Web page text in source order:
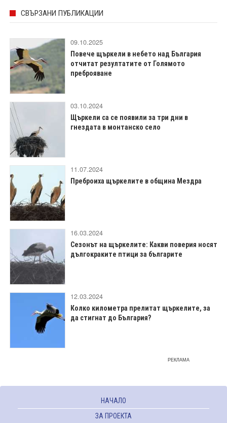
СВЪРЗАНИ ПУБЛИКАЦИИ
09.10.2025
Повече щъркели в небето над България
отчитат резултатите от Голямото
преброяване
03.10.2024
Щъркели са се появили за три дни в
гнездата в монтанско село
11.07.2024
Преброиха щъркелите в община Мездра
16.03.2024
Сезонът на щъркелите: Какви поверия носят
дългокраките птици за българите
12.03.2024
Колко километра прелитат щъркелите, за
да стигнат до България?
РЕКЛАМА
НАЧАЛО
ЗА ПРОЕКТА